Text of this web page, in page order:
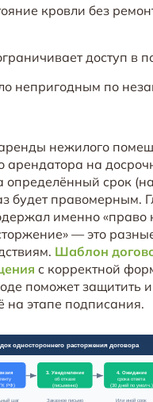
кровли без
доступ в
непригодным по
нежилого
арендатора на
определённый срок
будет правомерным.
именно «право
— это
Шаблон
с корректной
поможет защитить
на этапе подписания.